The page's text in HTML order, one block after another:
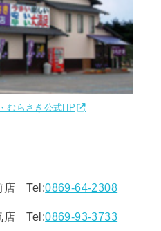
むらさき公式HP
店 Tel:0869-64-2308
店 Tel:0869-93-3733